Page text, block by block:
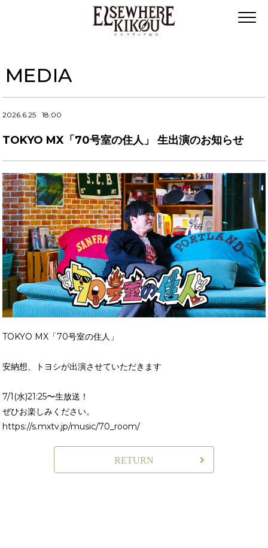
MEDIA
2026.6.25 18:00
TOKYO MX「70号室の住人」 生出演のお知らせ
TOKYO MX「70号室の住人」
安納想、トヨシが出演させていただきます
7/1(水)21:25〜生放送！
ぜひお楽しみください。
https://s.mxtv.jp/music/70_room/
RETURN